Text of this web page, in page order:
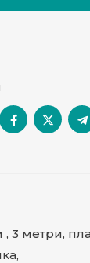
, 3 метри,